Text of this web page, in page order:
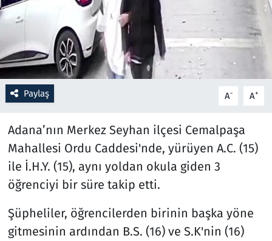
Paylaş A- A+
Adana’nın Merkez Seyhan ilçesi Cemalpaşa
Mahallesi Ordu Caddesi'nde, yürüyen A.C. (15)
ile İ.H.Y. (15), aynı yoldan okula giden 3
öğrenciyi bir süre takip etti.
Şüpheliler, öğrencilerden birinin başka yöne
gitmesinin ardından B.S. (16) ve S.K'nin (16)
Rüya Tabirleri
Sağlık
Savunma Sanayi
Seçim 2023
Spor
Teknoloji ve Bilim